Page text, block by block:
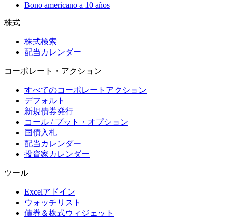
Bono americano a 10 años
株式
株式検索
配当カレンダー
コーポレート・アクション
すべてのコーポレートアクション
デフォルト
新規債券発行
コール / プット・オプション
国債入札
配当カレンダー
投資家カレンダー
ツール
Excelアドイン
ウォッチリスト
債券＆株式ウィジェット